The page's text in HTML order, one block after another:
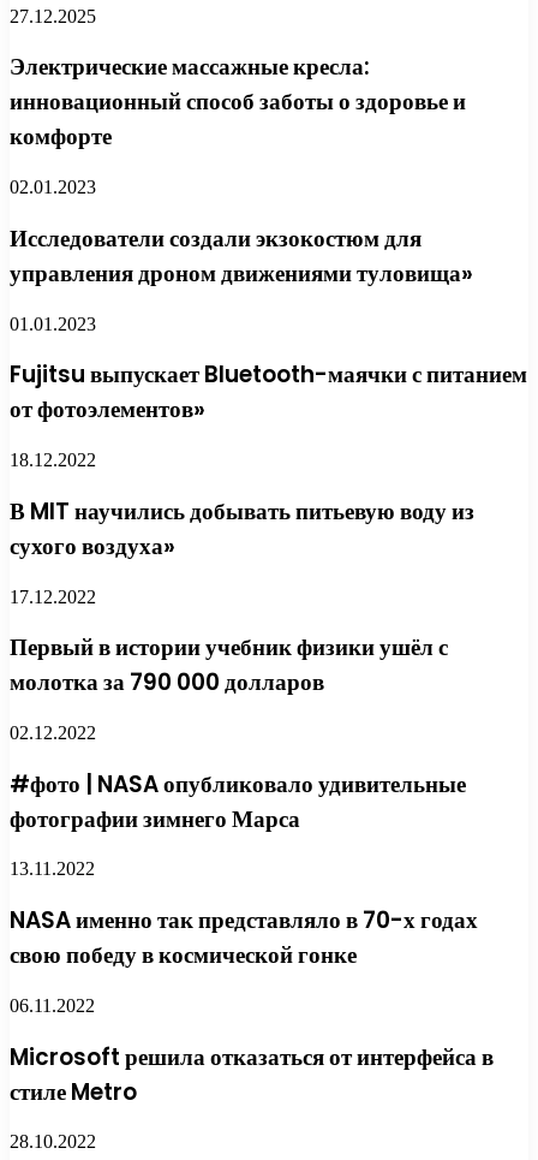
27.12.2025
Электрические массажные кресла:
инновационный способ заботы о здоровье и
комфорте
02.01.2023
Исследователи создали экзокостюм для
управления дроном движениями туловища»
01.01.2023
Fujitsu выпускает Bluetooth-маячки с питанием
от фотоэлементов»
18.12.2022
В MIT научились добывать питьевую воду из
сухого воздуха»
17.12.2022
Первый в истории учебник физики ушёл с
молотка за 790 000 долларов
02.12.2022
#фото | NASA опубликовало удивительные
фотографии зимнего Марса
13.11.2022
NASA именно так представляло в 70-х годах
свою победу в космической гонке
06.11.2022
Microsoft решила отказаться от интерфейса в
стиле Metro
28.10.2022